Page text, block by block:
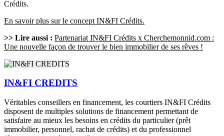
Crédits.
En savoir plus sur le concept IN&FI Crédits.
>> Lire aussi : Partenariat IN&FI Crédits x Cherchemonnid.com :
Une nouvelle façon de trouver le bien immobilier de ses rêves !
IN&FI CREDITS
Véritables conseillers en financement, les courtiers IN&FI Crédits
disposent de multiples solutions de financement permettant de
satisfaire au mieux les besoins en crédits du particulier (prêt
immobilier, personnel, rachat de crédits) et du professionnel